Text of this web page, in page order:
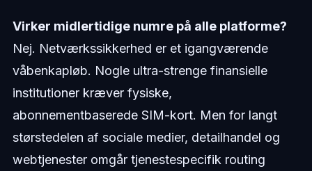
Virker midlertidige numre på alle platforme?
Nej. Netværkssikkerhed er et igangværende
våbenkapløb. Nogle ultra-strenge finansielle
institutioner kræver fysiske,
abonnementbaserede SIM-kort. Men for langt
størstedelen af sociale medier, detailhandel og
webtjenester omgår tjenestespecifik routing